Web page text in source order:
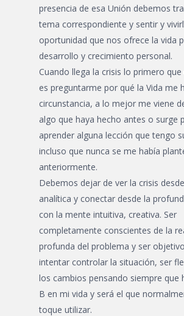
presencia de esa Unión debemos
tema correspondiente y sentir y
oportunidad que nos ofrece la vida
desarrollo y crecimiento personal.
Cuando llega la crisis lo primero
es preguntarme por qué la Vida me
circunstancia, a lo mejor me viene
algo que haya hecho antes o surge
aprender alguna lección que tengo
incluso que nunca se me había
anteriormente.
Debemos dejar de ver la crisis
analítica y conectar desde la
con la mente intuitiva, creativa. Ser
completamente conscientes de la
profunda del problema y ser
intentar controlar la situación, ser
los cambios pensando siempre que
B en mi vida y será el que
toque utilizar.